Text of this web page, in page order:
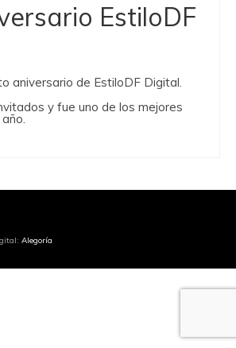
EstiloDF
aniversario de EstiloDF Digital.
y fue uno de los mejores
Alegoría